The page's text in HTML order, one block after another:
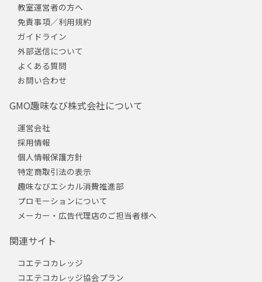
教室運営者の方へ
免責事項／利用規約
ガイドライン
外部送信について
よくある質問
お問い合わせ
GMO趣味なび株式会社について
運営会社
採用情報
個人情報保護方針
特定商取引法の表示
趣味なびエシカル消費推進部
プロモーションについて
メーカー・広告代理店のご担当者様へ
関連サイト
コエテコカレッジ
コエテコカレッジ協会プラン